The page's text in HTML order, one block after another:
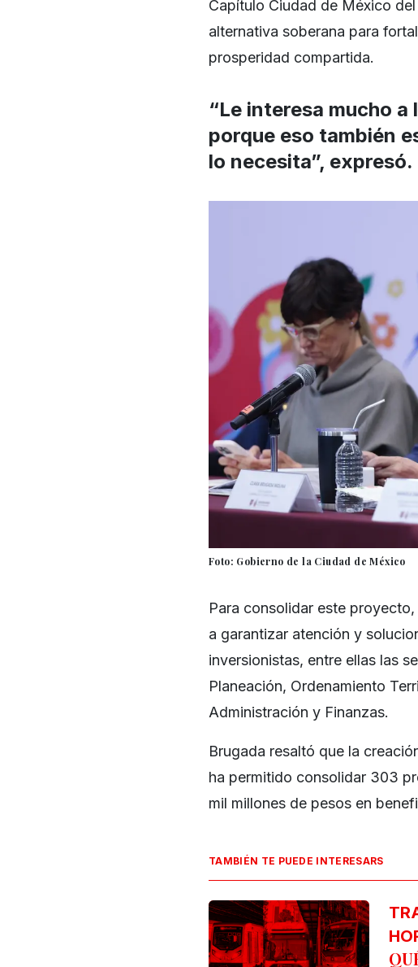
Capítulo Ciudad de México
alternativa soberana para
prosperidad compartida.
“Le interesa mucho
porque eso también
lo necesita”, expresó.
Foto: Gobierno de la Ciudad de México
Para consolidar este
a garantizar atención y
inversionistas, entre ellas las
Planeación, Ordenamiento
Administración y Finanzas.
Brugada resaltó que la
ha permitido consolidar 303
mil millones de pesos en
TAMBIÉN TE PUEDE INTERESARS